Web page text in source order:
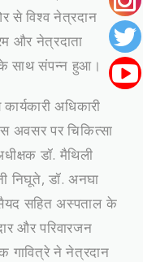
विश्व नेत्रदान
और नेत्रदाता
के साथ संपन्न हुआ।
अधिकारी
अवसर पर चिकित्सा
डॉ. मैथिली
निघूते, डॉ. अनघा
सहित अस्पताल के
और परिवारजन
ने नेत्रदान